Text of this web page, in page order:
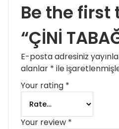
Be the first
“ÇİNİ
E-posta adresiniz
alanlar * ile
Your rating *
Your review *